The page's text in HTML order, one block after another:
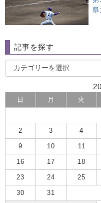
記事を探す
日 月 火
2 3 4
9 10 11
16 17 18
23 24 25
30 31